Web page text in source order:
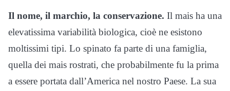
Il nome, il marchio, la conservazione. Il mais ha una
elevatissima variabilità biologica, cioè ne esistono
moltissimi tipi. Lo spinato fa parte di una famiglia,
quella dei mais rostrati, che probabilmente fu la prima
a essere portata dall’America nel nostro Paese. La sua